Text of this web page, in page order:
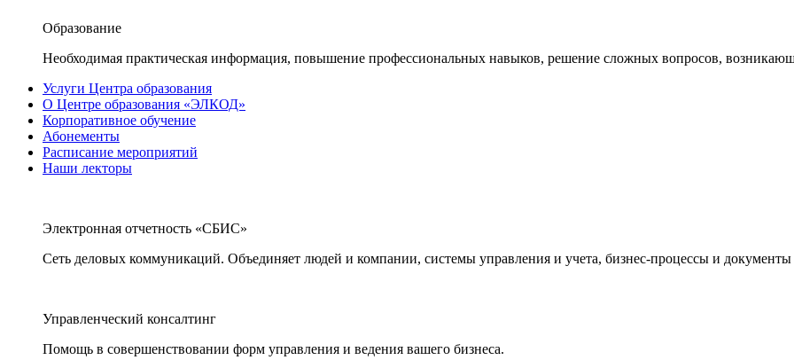
Образование
Необходимая практическая информация, повышение профессиональных навыков, решение сложных вопросов,
Услуги Центра образования
О Центре образования «ЭЛКОД»
Корпоративное обучение
Абонементы
Расписание мероприятий
Наши лекторы
Электронная отчетность «СБИС»
Сеть деловых коммуникаций. Объединяет людей и компании, системы управления и учета, бизнес-процессы и документы
Управленческий консалтинг
Помощь в совершенствовании форм управления и ведения вашего бизнеса.